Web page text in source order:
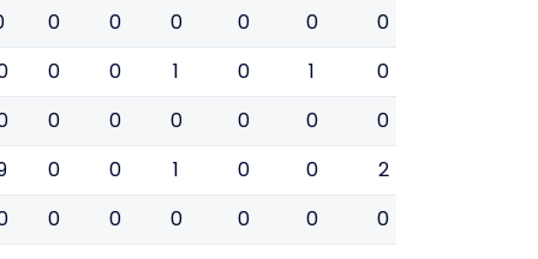
0 0 0 0 0 0
0 0 1 0 1 0
0 0 0 0 0 0
0 0 1 0 0 2
0 0 0 0 0 0